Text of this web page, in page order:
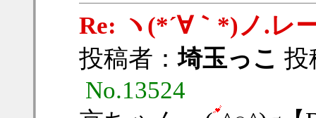
Re: ヽ(*´∀｀*)ノ.レ
投稿者：埼玉っこ 投
No.13524